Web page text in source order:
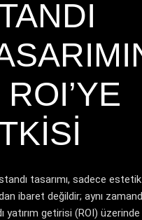
ROI’YE
tasarımı, sadece
ibaret değildir; aynı
yatırım getirisi (ROI) üzerinde